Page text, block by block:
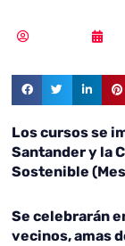
Los cursos se
Santander y la
Sostenible
Se celebrarán
vecinos, amas